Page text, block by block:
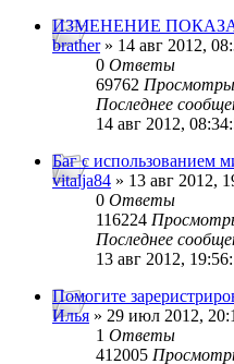
ИЗМЕНЕНИЕ
brather» 14 авг 2012,
0 Ответы
69762 Просмотры
Последнее
14 авг 2012,
Баг с использованием
vitalja84 » 13 авг 2012,
0 Ответы
116224
Последнее
13 авг 2012,
Помогите
Илья » 29 июл 2012,
1 Ответы
412005